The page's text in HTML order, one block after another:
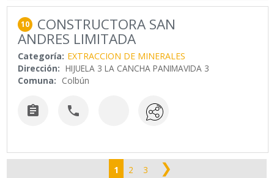
10 CONSTRUCTORA SAN
ANDRES LIMITADA
Categoría: EXTRACCION DE MINERALES
Dirección: HIJUELA 3 LA CANCHA PANIMAVIDA 3
Comuna: Colbún
 
1 2 3 ❯